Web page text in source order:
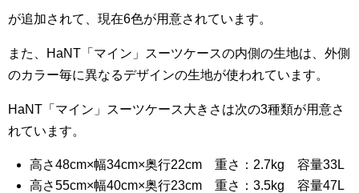
が追加されて、現在6色が用意されています。
また、HaNT「マイン」スーツケースの内側の生地は、外側
のカラー毎に異なるデザインの生地が使われています。
HaNT「マイン」スーツケース大きさは次の3種類が用意さ
れています。
高さ48cm×幅34cm×奥行22cm 重さ：2.7kg 容量33L
高さ55cm×幅40cm×奥行23cm 重さ：3.5kg 容量47L